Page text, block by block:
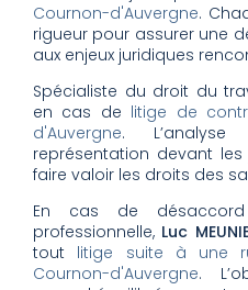
Cournon-d'Auvergne.
rigueur pour assurer une
aux enjeux juridiques
Spécialiste du droit du
en cas de litige de
d'Auvergne.
représentation devant
faire valoir les droits des
En cas de
professionnelle, Luc
tout litige suite à une
Cournon-d'Auvergne.